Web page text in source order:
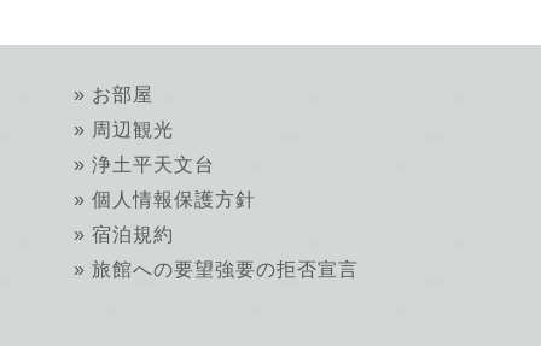
お部屋
周辺観光
浄土平天文台
個人情報保護方針
宿泊規約
旅館への要望強要の拒否宣言